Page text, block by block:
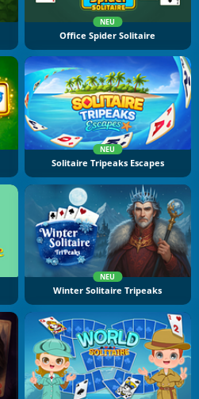
NEU
Office Spider Solitaire
NEU
Solitaire Tripeaks Escapes
NEU
Winter Solitaire Tripeaks